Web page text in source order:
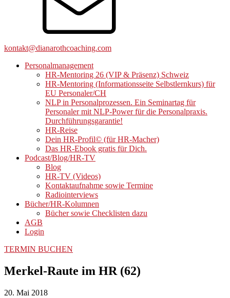
kontakt@dianarothcoaching.com
Personalmanagement
HR-Mentoring 26 (VIP & Präsenz) Schweiz
HR-Mentoring (Informationsseite Selbstlernkurs) für
EU Personaler/CH
NLP in Personalprozessen. Ein Seminartag für
Personaler mit NLP-Power für die Personalpraxis.
Durchführungsgarantie!
HR-Reise
Dein HR-Profil© (für HR-Macher)
Das HR-Ebook gratis für Dich.
Podcast/Blog/HR-TV
Blog
HR-TV (Videos)
Kontaktaufnahme sowie Termine
Radiointerviews
Bücher/HR-Kolumnen
Bücher sowie Checklisten dazu
AGB
Login
TERMIN BUCHEN
Merkel-Raute im HR (62)
20. Mai 2018